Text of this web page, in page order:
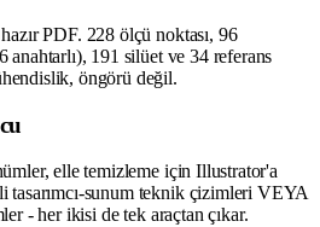
PDF. 228 ölçü noktası, 96
anahtarlı), 191 silüet ve 34 referans
öngörü değil.
elle temizleme için Illustrator'a
tasarımcı-sunum teknik çizimleri VEYA
- her ikisi de tek araçtan çıkar.